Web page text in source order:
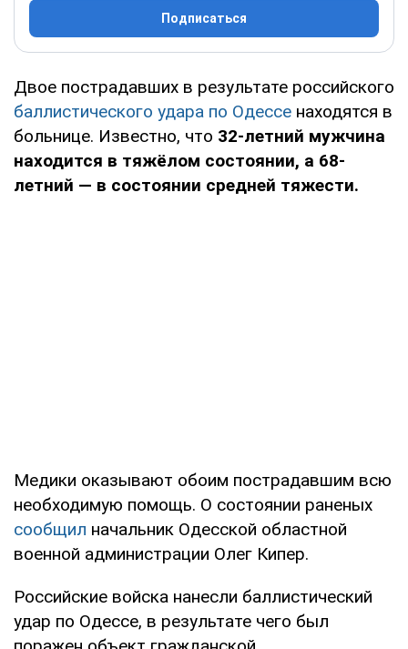
Подписаться
Двое пострадавших в результате российского
баллистического удара по Одессе находятся в
больнице. Известно, что 32-летний мужчина
находится в тяжёлом состоянии, а 68-
летний — в состоянии средней тяжести.
Медики оказывают обоим пострадавшим всю
необходимую помощь. О состоянии раненых
сообщил начальник Одесской областной
военной администрации Олег Кипер.
Российские войска нанесли баллистический
удар по Одессе, в результате чего был